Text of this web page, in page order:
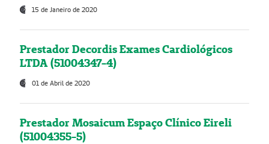
15 de Janeiro de 2020
Prestador Decordis Exames Cardiológicos
LTDA (51004347-4)
01 de Abril de 2020
Prestador Mosaicum Espaço Clínico Eireli
(51004355-5)